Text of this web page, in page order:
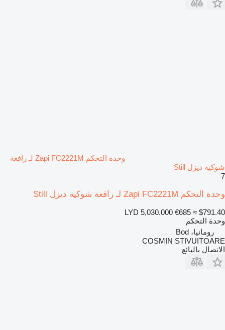
وحدة التحكم Zapi FC2221M لـ رافعة
شوكية ديزل Still
7
وحدة التحكم Zapi FC2221M لـ رافعة شوكية ديزل Still
LYD 5,030.000 €685 ≈ $791.40
وحدة التحكم
رومانيا، Bod
COSMIN STIVUITOARE
الاتصال بالبائع